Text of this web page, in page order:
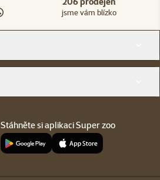
jsme vám blízko
Stáhněte si aplikaci Super zoo